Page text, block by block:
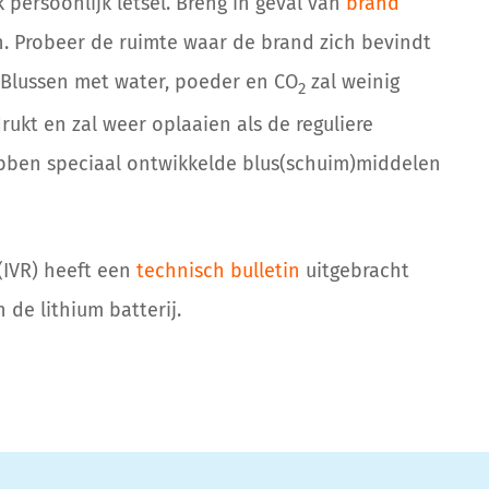
de ruimte waar de brand zich bevindt
met water, poeder en CO2 zal weinig
en zal weer oplaaien als de reguliere
speciaal ontwikkelde blus(schuim)middelen
heeft een technisch bulletin uitgebracht
de lithium batterij.